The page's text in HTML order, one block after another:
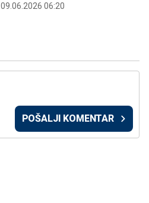
09.06.2026 06:20
POŠALJI KOMENTAR